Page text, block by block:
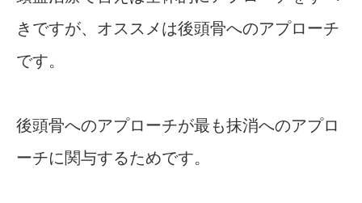
きですが、オススメは後頭骨へのアプローチ
です。
後頭骨へのアプローチが最も抹消へのアプロ
ーチに関与するためです。